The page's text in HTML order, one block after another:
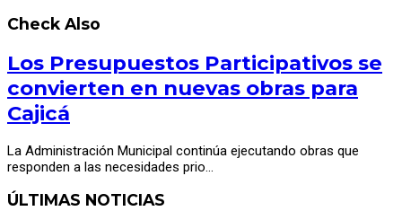
Check Also
Los Presupuestos Participativos se
convierten en nuevas obras para
Cajicá
La Administración Municipal continúa ejecutando obras que
responden a las necesidades prio…
ÚLTIMAS NOTICIAS